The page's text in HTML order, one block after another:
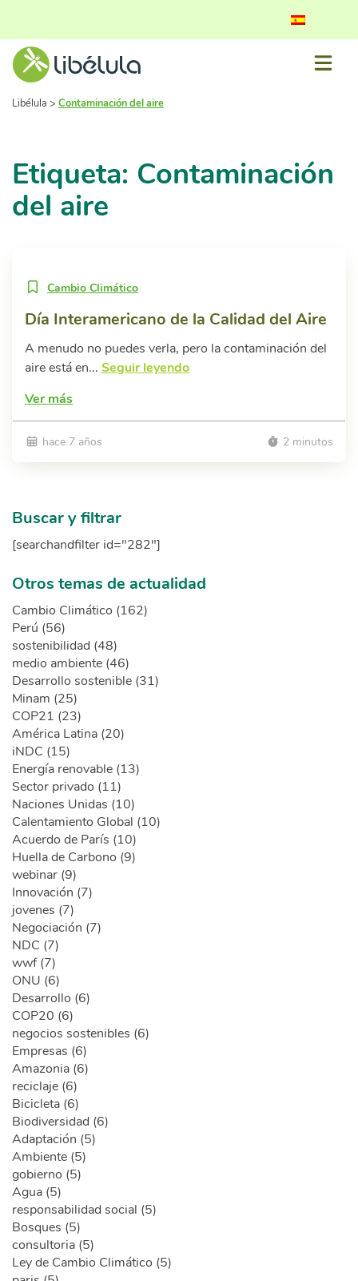
Libélula > Contaminación del aire
Etiqueta: Contaminación
del aire
Cambio Climático
Día Interamericano de la Calidad del Aire
A menudo no puedes verla, pero la contaminación del
aire está en... Seguir leyendo
Ver más
hace 7 años 2 minutos
Buscar y filtrar
[searchandfilter id="282"]
Otros temas de actualidad
Cambio Climático (162)
Perú (56)
sostenibilidad (48)
medio ambiente (46)
Desarrollo sostenible (31)
Minam (25)
COP21 (23)
América Latina (20)
iNDC (15)
Energía renovable (13)
Sector privado (11)
Naciones Unidas (10)
Calentamiento Global (10)
Acuerdo de París (10)
Huella de Carbono (9)
webinar (9)
Innovación (7)
jovenes (7)
Negociación (7)
NDC (7)
wwf (7)
ONU (6)
Desarrollo (6)
COP20 (6)
negocios sostenibles (6)
Empresas (6)
Amazonia (6)
reciclaje (6)
Bicicleta (6)
Biodiversidad (6)
Adaptación (5)
Ambiente (5)
gobierno (5)
Agua (5)
responsabilidad social (5)
Bosques (5)
consultoria (5)
Ley de Cambio Climático (5)